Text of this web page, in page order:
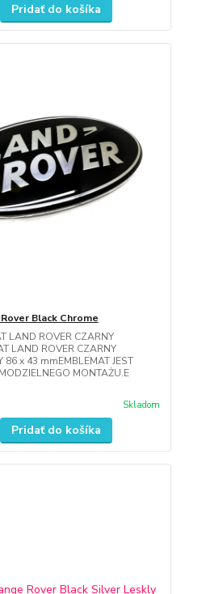
Pridať do košíka
Black Chrome
LAND ROVER CZARNY
LAND ROVER CZARNY
86 x 43 mmEMBLEMAT JEST
MONTAŻU.E
Skladom
Pridať do košíka